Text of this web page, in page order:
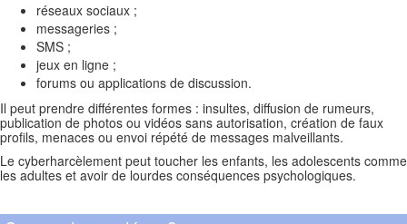
réseaux sociaux ;
messageries ;
SMS ;
jeux en ligne ;
forums ou applications de discussion.
Il peut prendre différentes formes : insultes, diffusion de rumeurs,
publication de photos ou vidéos sans autorisation, création de faux
profils, menaces ou envoi répété de messages malveillants.
Le cyberharcèlement peut toucher les enfants, les adolescents comme
les adultes et avoir de lourdes conséquences psychologiques.